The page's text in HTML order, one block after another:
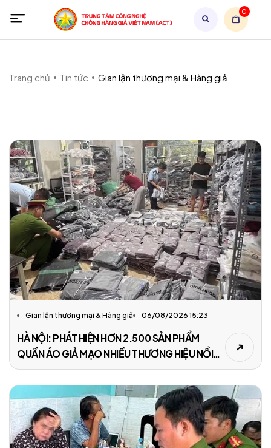
0
Trang chủ Tin tức Gian lận thương mại & Hàng giả
Gian lận thương mại & Hàng giả 06/08/2026 15:23
HÀ NỘI: PHÁT HIỆN HƠN 2.500 SẢN PHẨM
QUẦN ÁO GIẢ MẠO NHIỀU THƯƠNG HIỆU NỔI
TIẾNG